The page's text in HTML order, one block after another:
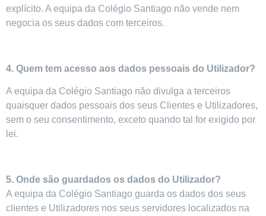
explícito. A equipa da Colégio Santiago não vende nem
negocia os seus dados com terceiros.
4. Quem tem acesso aos dados pessoais do Utilizador?
A equipa da Colégio Santiago não divulga a terceiros
quaisquer dados pessoais dos seus Clientes e Utilizadores,
sem o seu consentimento, exceto quando tal for exigido por
lei.
5. Onde são guardados os dados do Utilizador?
A equipa da Colégio Santiago guarda os dados dos seus
clientes e Utilizadores nos seus servidores localizados na